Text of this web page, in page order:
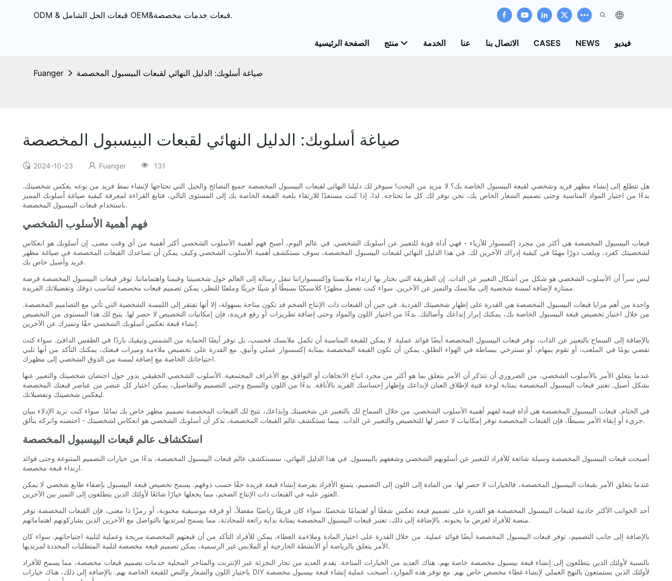
ODM & قبعات الحل الشامل OEM&قبعات خدمات مخصصة.
الصفحة الرئيسية منتج الخدمة عنا الاتصال بنا CASES NEWS فيديو
Fuanger صياغة أسلوبك: الدليل النهائي لقبعات البيسبول المخصصة
صياغة أسلوبك: الدليل النهائي لقبعات البيسبول المخصصة
2024-10-23 Fuanger 131
هل تتطلع إلى إنشاء مظهر فريد وشخصي لقبعة البيسبول الخاصة بك؟ لا مزيد من البحث! سيوفر لك دليلنا النهائي لقبعات البيسبول المخصصة جميع النصائح والحيل التي تحتاجها لإنشاء نمط فريد من نوعه يعكس شخصيتك.
بدءًا من اختيار المواد المناسبة وحتى تصميم الشعار الخاص بك، نحن نوفر لك كل ما تحتاجه. لذا، إذا كنت مستعدًا للارتقاء بلعبة القبعة الخاصة بك إلى المستوى التالي، فتابع القراءة لمعرفة كيفية صياغة أسلوبك المميز
باستخدام قبعات البيسبول المخصصة.
فهم أهمية الأسلوب الشخصي
قبعات البيسبول المخصصة هي أكثر من مجرد إكسسوار للأزياء - فهي أداة قوية للتعبير عن أسلوبك الشخصي. في عالم اليوم، أصبح فهم أهمية الأسلوب الشخصي أكثر أهمية من أي وقت مضى. إن أسلوبك هو انعكاس
لشخصيتك كفرد، ويلعب دورًا مهمًا في كيفية إدراك الآخرين لك. في هذا الدليل النهائي لقبعات البيسبول المخصصة، سوف نستكشف أهمية الأسلوب الشخصي وكيف يمكن أن تساعدك القبعات المخصصة في صياغة مظهر
فريد وأصيل خاص بك.
ليس سراً أن الأسلوب الشخصي هو شكل من أشكال التعبير عن الذات. إن الطريقة التي نختار بها ارتداء ملابسنا وإكسسواراتنا تنقل رسالة إلى العالم حول شخصيتنا وقيمنا واهتماماتنا. توفر قبعات البيسبول المخصصة فرصة
ممتازة لإضافة لمسة شخصية إلى ملابسك والتميز عن الآخرين. سواء كنت تفضل مظهرًا كلاسيكيًا بسيطًا أو شيئًا جريئًا وملفتًا للنظر، يمكن تصميم قبعات مخصصة لتناسب ذوقك وتفضيلاتك الفريدة.
واحدة من أهم مزايا قبعات البيسبول المخصصة هي القدرة على إظهار شخصيتك الفردية. في حين أن القبعات ذات الإنتاج الضخم قد تكون متاحة بسهولة، إلا أنها تفتقر إلى اللمسة الشخصية التي تأتي مع التصاميم المخصصة.
من خلال اختيار تخصيص قبعة البيسبول الخاصة بك، يمكنك إبراز إبداعك وأصالتك. بدءًا من اختيار اللون والمواد وحتى إضافة تطريزات أو رقع فريدة، فإن إمكانيات التخصيص لا حصر لها. يتيح لك هذا المستوى من التخصيص
إنشاء قبعة تعكس أسلوبك الشخصي حقًا وتميزك عن الآخرين.
بالإضافة إلى السماح بالتعبير عن الذات، توفر قبعات البيسبول المخصصة أيضًا فوائد عملية. لا يمكن للقبعة المناسبة أن تكمل ملابسك فحسب، بل توفر أيضًا الحماية من الشمس وتبقيك باردًا في الطقس الدافئ. سواء كنت
تقضي يومًا في الملعب، أو تقوم بمهام، أو تسترخي ببساطة في الهواء الطلق، يمكن أن تكون القبعة المخصصة بمثابة إكسسوار عملي وأنيق. مع القدرة على تخصيص ملاءمة وميزات قبعتك، يمكنك التأكد من أنها تلبي
احتياجاتك الخاصة مع إضافة لمسة من الذوق الشخصي إلى مظهرك.
عندما يتعلق الأمر بالأسلوب الشخصي، من الضروري أن تتذكر أن الأمر يتعلق بما هو أكثر من مجرد اتباع الاتجاهات أو التوافق مع الأعراف المجتمعية. الأسلوب الشخصي الحقيقي يدور حول احتضان شخصيتك والتعبير عنها
بشكل أصيل. تعتبر قبعات البيسبول المخصصة بمثابة لوحة فنية لإطلاق العنان لإبداعك وإظهار إحساسك الفريد بالأناقة. بدءًا من اللون والنسيج وحتى التصميم والتفاصيل، يمكن اختيار كل عنصر من عناصر قبعتك المخصصة
ليعكس شخصيتك وتفضيلاتك.
في الختام، قبعات البيسبول المخصصة هي أداة قيمة لفهم أهمية الأسلوب الشخصي. من خلال السماح لك بالتعبير عن شخصيتك وإبداعك، تتيح لك القبعات المخصصة تصميم مظهر خاص بك تمامًا. سواء كنت تريد الإدلاء ببيان
جريء أو إبقاء الأمر بسيطًا، فإن القبعات المخصصة توفر إمكانيات لا حصر لها للتخصيص والتعبير عن الذات. بينما تستكشف عالم القبعات المخصصة، تذكر أن أسلوبك الشخصي هو انعكاس لشخصيتك - احتضنه واتركه يتألق.
استكشاف عالم قبعات البيسبول المخصصة
أصبحت قبعات البيسبول المخصصة وسيلة شائعة للأفراد للتعبير عن أسلوبهم الشخصي وشغفهم بالبيسبول. في هذا الدليل النهائي، سنستكشف عالم قبعات البيسبول المخصصة، بدءًا من خيارات التصميم المتنوعة وحتى فوائد
ارتداء قبعة مخصصة.
عندما يتعلق الأمر بقبعات البيسبول المخصصة، فالخيارات لا حصر لها. من المادة إلى اللون إلى التصميم، يتمتع الأفراد بفرصة إنشاء قبعة فريدة حقًا حسب ذوقهم. يسمح تخصيص قبعة البيسبول بإضفاء طابع شخصي لا يمكن
العثور عليه في القبعات ذات الإنتاج الضخم، مما يجعلها خيارًا شائعًا لأولئك الذين يتطلعون إلى التميز بين الآخرين.
أحد الجوانب الأكثر جاذبية لقبعات البيسبول المخصصة هو القدرة على تصميم قبعة تعكس شغفًا أو اهتمامًا شخصيًا. سواء كان فريقًا رياضيًا مفضلاً، أو فرقة موسيقية محبوبة، أو رمزًا ذا معنى، فإن القبعات المخصصة توفر
منصة للأفراد لعرض ما يحبونه. بالإضافة إلى ذلك، تعتبر قبعات البيسبول المخصصة بمثابة بداية رائعة للمحادثة، مما يسمح لمرتديها بالتواصل مع الآخرين الذين يشاركونهم اهتماماتهم.
بالإضافة إلى جانب التصميم، توفر قبعات البيسبول المخصصة أيضًا فوائد عملية. من خلال القدرة على اختيار المادة وملاءمة الغطاء، يمكن للأفراد التأكد من أن قبعتهم المخصصة مريحة وعملية لتلبية احتياجاتهم. سواء كان
الأمر يتعلق بالرياضة أو الأنشطة الخارجية أو الملابس غير الرسمية، يمكن تصميم قبعة مخصصة لتلبية المتطلبات المحددة لمرتديها.
بالنسبة لأولئك الذين يتطلعون إلى إنشاء قبعة بيسبول مخصصة خاصة بهم، هناك العديد من الخيارات المتاحة. يقدم العديد من تجار التجزئة عبر الإنترنت والمتاجر المحلية خدمات تصميم قبعات مخصصة، مما يسمح للأفراد
باختيار اللون والشعار والنص للقبعة الخاصة بهم. بالإضافة إلى ذلك، هناك خيارات DIY لأولئك الذين يستمتعون بالنهج العملي لإنشاء غطاء مخصص خاص بهم. مع توفر هذه الموارد، أصبحت عملية إنشاء قبعة بيسبول مخصصة